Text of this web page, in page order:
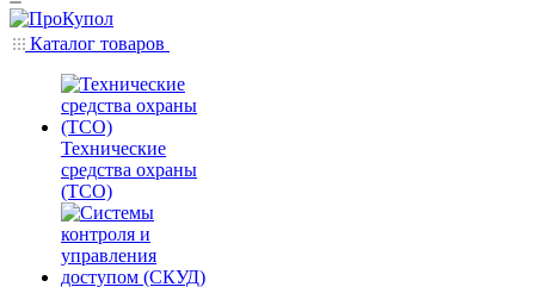
Каталог товаров
Технические
средства охраны
(ТСО)